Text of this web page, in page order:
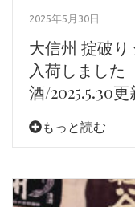
2025年5月30日
大信州 掟破り
入荷しました
酒/2025.5.30更
もっと読む